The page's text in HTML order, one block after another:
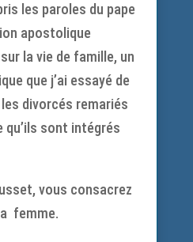
les paroles du pape
apostolique
la vie de famille, un
que j’ai essayé de
divorcés remariés
sont intégrés
vous consacrez
femme.